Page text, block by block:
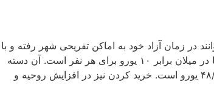
در زمان آزاد خود به اماکن تفریحی شهر رفته و با
ورزش و خرید کردن، انرژی خود را احیا کنند که البته هزینه‌های مربوط به تفریح و ورزش و یا خرید نیز بسیار مهم است. برای مثال هزینه رفتن به سینما در میلان برابر ۱۰ یورو برای هر نفر است. آن دسته
از دانشجویانی که ورزشکارند باید بدانند که شهریه ماهیانه باشگاه ورزشی برابر ۹۳/۶۴ یورو و اجاره زمین تنیس به مدت ۱ ساعت (آخر هفته‌ها) برابر ۴۸/۲۳ یورو است. خرید کردن نیز در افزایش روحیه و